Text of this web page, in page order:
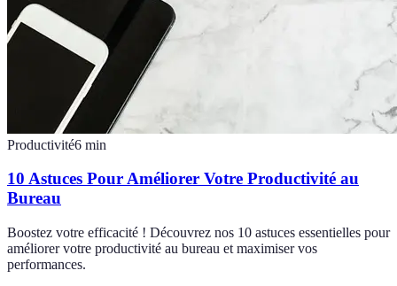
Productivité6 min
10 Astuces Pour Améliorer Votre Productivité au
Bureau
Boostez votre efficacité ! Découvrez nos 10 astuces essentielles pour
améliorer votre productivité au bureau et maximiser vos
performances.